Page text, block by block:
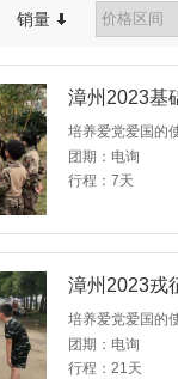
销量
漳州2023基
培养爱党爱国的
团期：电询
行程：7天
漳州2023戎
培养爱党爱国的
团期：电询
行程：21天